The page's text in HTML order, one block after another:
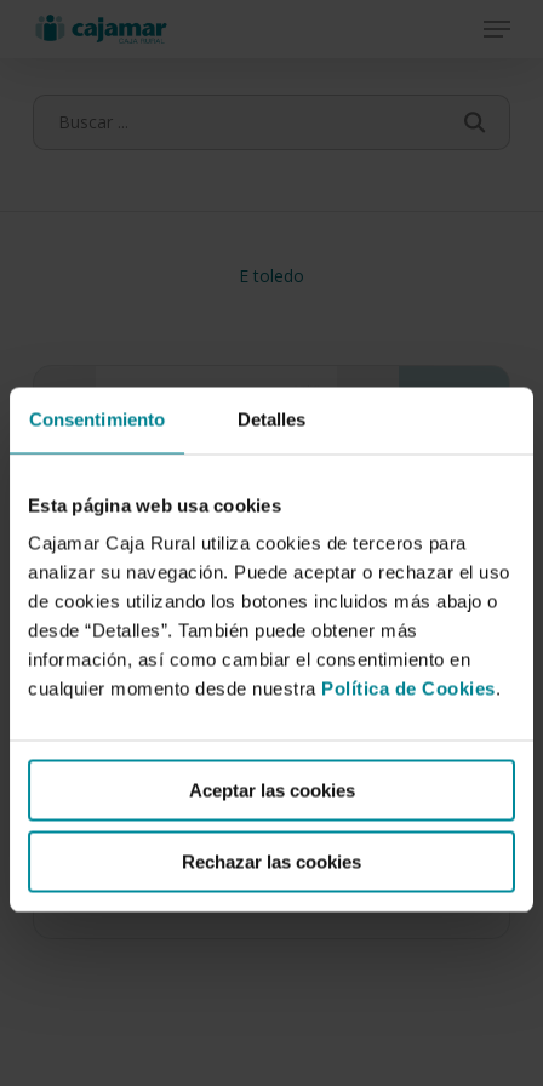
Consentimiento Detalles
Esta página web usa cookies
Cajamar Caja Rural utiliza cookies de terceros para
analizar su navegación. Puede aceptar o rechazar el uso
de cookies utilizando los botones incluidos más abajo o
desde “Detalles”. También puede obtener más
información, así como cambiar el consentimiento en
cualquier momento desde nuestra Política de Cookies.
Aceptar las cookies
Rechazar las cookies
Menu
E toledo
(Lycopersicon esculentum Mill.)
Tolerantes al virus del rizado amarillo …
30 de abril de 2004
Se realizó en la campaña 2001/2002 un ensayo
con 7 cultivares de tomates tolerantes al…